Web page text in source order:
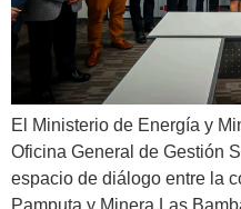
El Ministerio de Energía y
Oficina General de Gestión
espacio de diálogo entre la
Pamputa y Minera Las